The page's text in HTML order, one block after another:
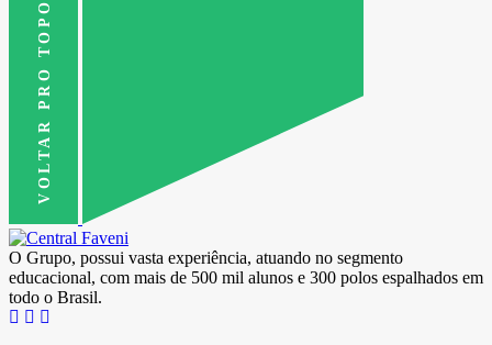
VOLTAR PRO TOPO
O Grupo, possui vasta experiência, atuando no segmento
educacional, com mais de 500 mil alunos e 300 polos espalhados em
todo o Brasil.